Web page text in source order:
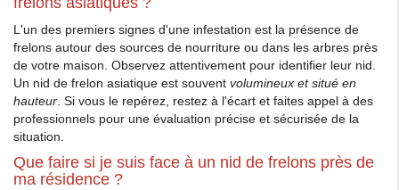
L'un des premiers signes d'une infestation est la présence de
frelons autour des sources de nourriture ou dans les arbres près
de votre maison. Observez attentivement pour identifier leur nid.
Un nid de frelon asiatique est souvent volumineux et situé en
hauteur. Si vous le repérez, restez à l'écart et faites appel à des
professionnels pour une évaluation précise et sécurisée de la
situation.
Que faire si je suis face à un nid de frelons près de
ma résidence ?